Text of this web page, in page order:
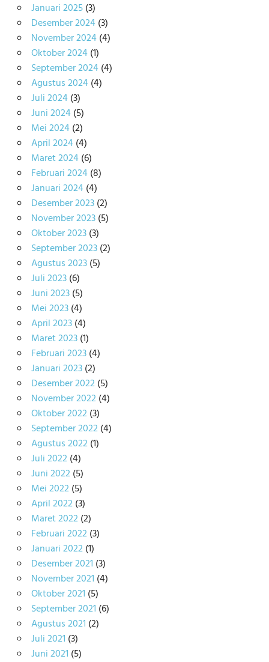
Januari 2025(3)
Desember 2024(3)
November 2024(4)
Oktober 2024(1)
September 2024(4)
Agustus 2024(4)
Juli 2024(3)
Juni 2024(5)
Mei 2024(2)
April 2024(4)
Maret 2024(6)
Februari 2024(8)
Januari 2024(4)
Desember 2023(2)
November 2023(5)
Oktober 2023(3)
September 2023(2)
Agustus 2023(5)
Juli 2023(6)
Juni 2023(5)
Mei 2023(4)
April 2023(4)
Maret 2023(1)
Februari 2023(4)
Januari 2023(2)
Desember 2022(5)
November 2022(4)
Oktober 2022(3)
September 2022(4)
Agustus 2022(1)
Juli 2022(4)
Juni 2022(5)
Mei 2022(5)
April 2022(3)
Maret 2022(2)
Februari 2022(3)
Januari 2022(1)
Desember 2021 (3)
November 2021 (4)
Oktober 2021 (5)
September 2021 (6)
Agustus 2021 (2)
Juli 2021 (3)
Juni 2021 (5)